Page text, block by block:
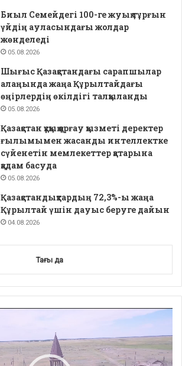
Биыл Семейдегі 100-ге жуық тұрғын
үйдің ауласындағы жолдар
жөнделеді
05.08.2026
Шығыс Қазақстандағы сарапшылар
алаңында жаңа Құрылтайдағы
өңірлердің өкілдігі талқыланды
05.08.2026
Қазақстан құқық қорғау қызметі деректер
ғылымымен жасанды интеллектке
сүйенетін мемлекеттер қатарына
қадам басуда
05.08.2026
Қазақстандықтардың 72,3%-ы жаңа
Құрылтай үшін дауыс беруге дайын
04.08.2026
Тағы да